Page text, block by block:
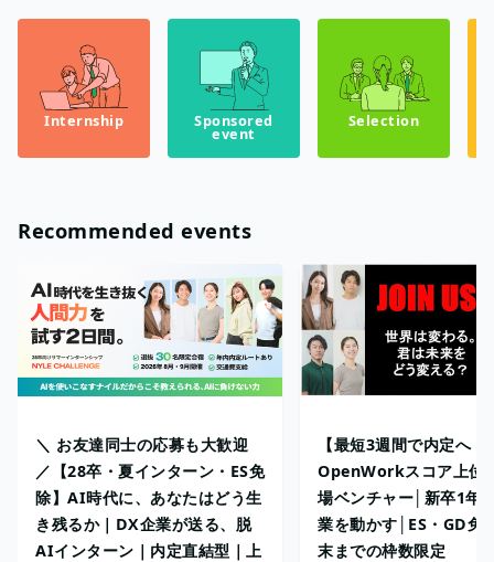
Internship Sponsored
event
Selection
Recommended events
＼ お友達同士の応募も大歓迎
／【28卒・夏インターン・ES免
除】AI時代に、あなたはどう生
き残るか｜DX企業が送る、脱
AIインターン｜内定直結型｜上
【最短3週間で内定へ！
OpenWorkスコア上位
場ベンチャー│新卒1年
業を動かす│ES・GD免
末までの枠数限定